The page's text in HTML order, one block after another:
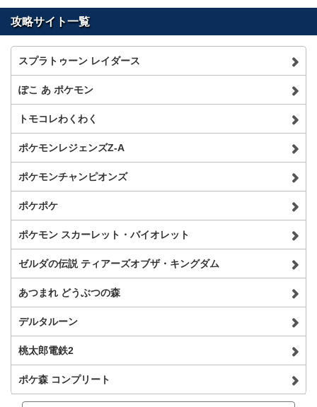
攻略サイト一覧
スプラトゥーン レイダース
ぽこ あ ポケモン
トモコレわくわく
ポケモンレジェンズZ-A
ポケモンチャンピオンズ
ポケポケ
ポケモン スカーレット・バイオレット
ゼルダの伝説 ティアーズオブザ・キングダム
あつまれ どうぶつの森
デルタルーン
桃太郎電鉄2
ポケ森 コンプリート